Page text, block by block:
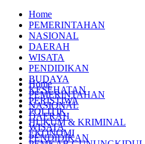
Home
PEMERINTAHAN
NASIONAL
DAERAH
WISATA
PENDIDIKAN
BUDAYA
KESEHATAN
PERISTIWA
POLITIK
HUKUM & KRIMINAL
EKONOMI
Home
PEMERINTAHAN
NASIONAL
DAERAH
WISATA
PENDIDIKAN